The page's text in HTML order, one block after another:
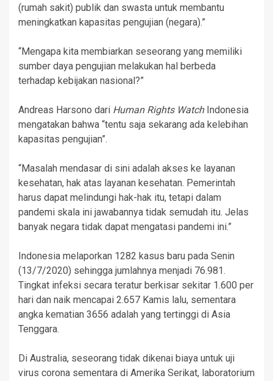
(rumah sakit) publik dan swasta untuk membantu
meningkatkan kapasitas pengujian (negara).”
“Mengapa kita membiarkan seseorang yang memiliki
sumber daya pengujian melakukan hal berbeda
terhadap kebijakan nasional?”
Andreas Harsono dari Human Rights WatchIndonesia
mengatakan bahwa “tentu saja sekarang ada kelebihan
kapasitas pengujian”.
“Masalah mendasar di sini adalah akses ke layanan
kesehatan, hak atas layanan kesehatan. Pemerintah
harus dapat melindungi hak-hak itu, tetapi dalam
pandemi skala ini jawabannya tidak semudah itu. Jelas
banyak negara tidak dapat mengatasi pandemi ini.”
Indonesia melaporkan 1282 kasus baru pada Senin
(13/7/2020) sehingga jumlahnya menjadi 76.981.
Tingkat infeksi secara teratur berkisar sekitar 1.600 per
hari dan naik mencapai 2.657 Kamis lalu, sementara
angka kematian 3656 adalah yang tertinggi di Asia
Tenggara.
Di Australia, seseorang tidak dikenai biaya untuk uji
virus corona sementara di Amerika Serikat, laboratorium